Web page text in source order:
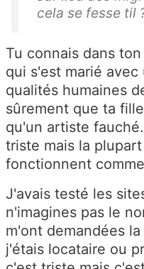
cela se fesse til
Tu connais dans
qui s'est marié avec
qualités humaines
sûrement que ta
qu'un artiste
triste mais la
fonctionnent
J'avais testé les
n'imagines pas le
m'ont demandées
j'étais locataire ou